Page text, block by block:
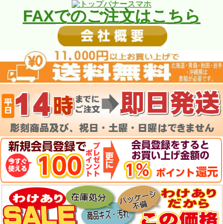
FAXでのご注文はこちら